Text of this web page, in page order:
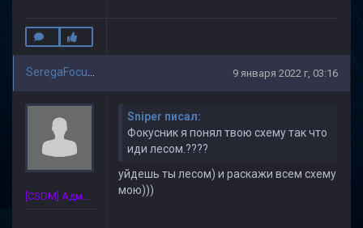
9 января 2022 г, 03:16
[CSDM] Администратор
Sniper писал:
Фокусник я понял твою схему так что
иди лесом.????
уйдешь ты лесом) и раскажи всем схему
мою)))